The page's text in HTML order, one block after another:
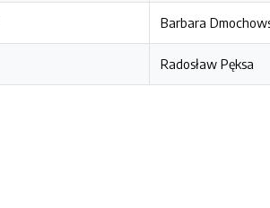
Barbara
Radosław Pęksa